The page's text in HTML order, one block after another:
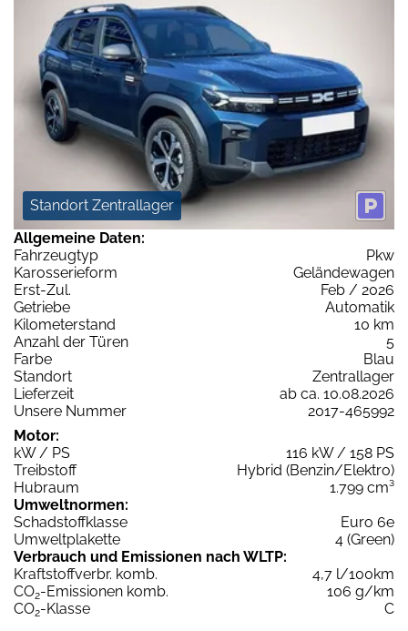
Standort Zentrallager
Allgemeine Daten:
Fahrzeugtyp
Pkw
Karosserieform
Geländewagen
Erst-Zul.
Feb / 2026
Getriebe
Automatik
Kilometerstand
10 km
Anzahl der Türen
5
Farbe
Blau
Standort
Zentrallager
Lieferzeit
ab ca. 10.08.2026
Unsere Nummer
2017-465992
Motor:
kW / PS
116 kW / 158 PS
Treibstoff
Hybrid (Benzin/Elektro)
Hubraum
1.799 cm³
Umweltnormen:
Schadstoffklasse
Euro 6e
Umweltplakette
4 (Green)
Verbrauch und Emissionen nach WLTP:
Kraftstoffverbr. komb.
4,7 l/100km
CO2-Emissionen komb.
106 g/km
CO2-Klasse
C